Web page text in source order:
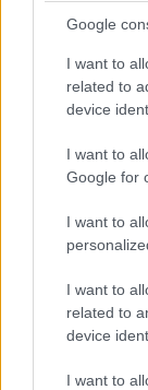
Google
I want to
related to
device
I want to
Google for
I want to
I want to
related to
device
I want to
Σπουδές
για τον